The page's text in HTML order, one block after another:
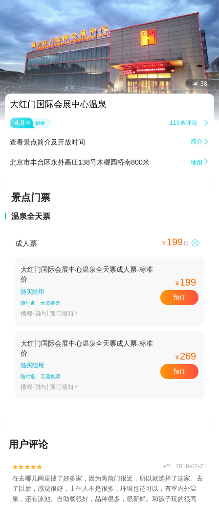
 38
大红门国际会展中心温泉
4.8 分 很棒 119条评论 
查看景点简介及开放时间 简介 
北京市丰台区永外高庄138号木樨园桥南800米 地图 
景点门票
温泉全天票
成人票 ¥ 199起 
大红门国际会展中心温泉全天票成人票-标准
价
随买随用
随时退 无需换票
携程-国内 预订须知 
¥ 199
预订
大红门国际会展中心温泉全天票成人票-标准
价
随买随用
随时退 无需换票
携程-国内 预订须知 
¥ 269
预订
用户评论

 e*1 2016-02-21
在去哪儿网里搜了好多家，因为离前门很近，所以就选择了这家。去
了以后，感觉很好，上午人不是很多，环境也还可以，有室内外温
泉，还有泳池。自助餐很好，品种很多，很新鲜。和孩子玩的很高